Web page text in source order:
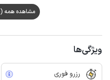
مشاهده همه (20 گزینه)
ویژگی‌ها
رزرو فوری